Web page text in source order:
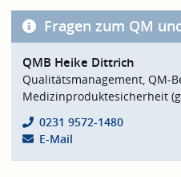
Fragen zum QM
QMB Heike Dittrich
Qualitätsmanagement, QM-
Medizinproduktesicherheit
0231 9572-1480
E-Mail